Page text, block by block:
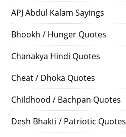
APJ Abdul Kalam Sayings
Bhookh / Hunger Quotes
Chanakya Hindi Quotes
Cheat / Dhoka Quotes
Childhood / Bachpan Quotes
Desh Bhakti / Patriotic Quotes